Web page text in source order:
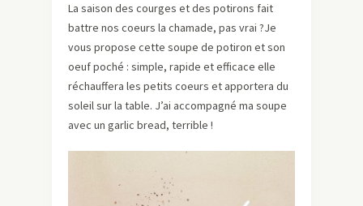
La saison des courges et des potirons fait
battre nos coeurs la chamade, pas vrai ?Je
vous propose cette soupe de potiron et son
oeuf poché : simple, rapide et efficace elle
réchauffera les petits coeurs et apportera du
soleil sur la table. J’ai accompagné ma soupe
avec un garlic bread, terrible !